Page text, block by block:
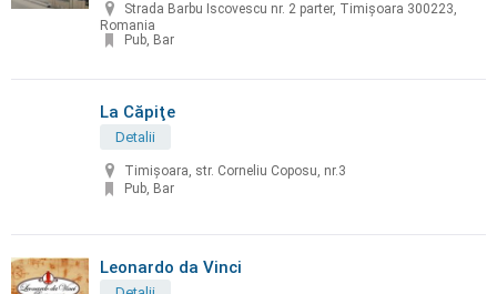
Strada Barbu Iscovescu nr. 2 parter, Timișoara 300223,
Romania
Pub, Bar
La Căpiţe
Detalii
Timişoara, str. Corneliu Coposu, nr.3
Pub, Bar
Leonardo da Vinci